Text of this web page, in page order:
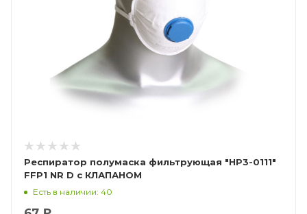
Респиратор полумаска фильтрующая "НР3-0111"
FFP1 NR D с КЛАПАНОМ
Есть в наличии: 40